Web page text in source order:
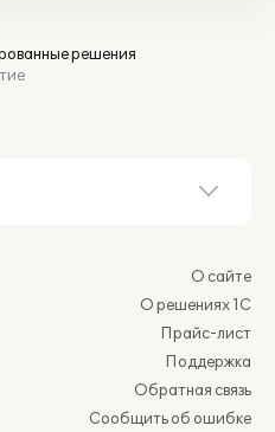
решения
О сайте
О решениях 1С
Прайс-лист
Поддержка
Обратная связь
Сообщить об ошибке